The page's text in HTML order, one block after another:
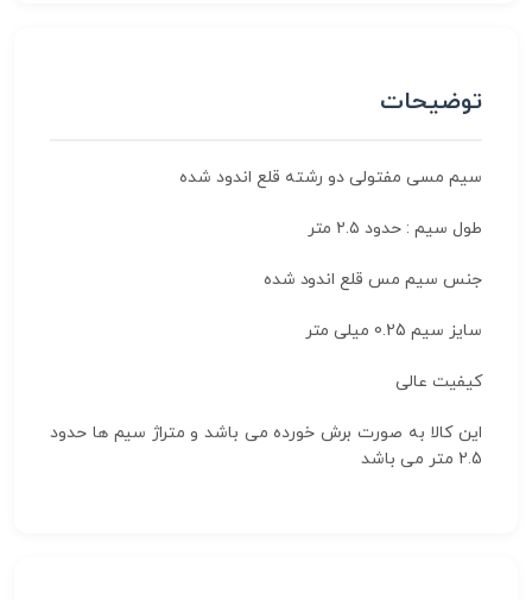
توضیحات
سیم مسی مفتولی دو رشته قلع اندود شده
طول سیم : حدود ۲.۵ متر
جنس سیم مس قلع اندود شده
سایز سیم 0.25 میلی متر
کیفیت عالی
این کالا به صورت برش خورده می باشد و متراژ سیم ها حدود
2.5 متر می باشد